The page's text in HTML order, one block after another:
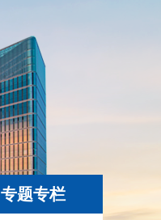
专题专栏